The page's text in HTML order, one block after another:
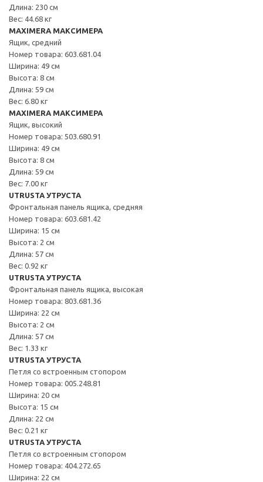
Длина: 230 см
Вес: 44.68 кг
MAXIMERA МАКСИМЕРА
Ящик, средний
Номер товара: 603.681.04
Ширина: 49 см
Высота: 8 см
Длина: 59 см
Вес: 6.80 кг
MAXIMERA МАКСИМЕРА
Ящик, высокий
Номер товара: 503.680.91
Ширина: 49 см
Высота: 8 см
Длина: 59 см
Вес: 7.00 кг
UTRUSTA УТРУСТА
Фронтальная панель ящика, средняя
Номер товара: 603.681.42
Ширина: 15 см
Высота: 2 см
Длина: 57 см
Вес: 0.92 кг
UTRUSTA УТРУСТА
Фронтальная панель ящика, высокая
Номер товара: 803.681.36
Ширина: 22 см
Высота: 2 см
Длина: 57 см
Вес: 1.33 кг
UTRUSTA УТРУСТА
Петля со встроенным стопором
Номер товара: 005.248.81
Ширина: 20 см
Высота: 15 см
Длина: 22 см
Вес: 0.21 кг
UTRUSTA УТРУСТА
Петля со встроенным стопором
Номер товара: 404.272.65
Ширина: 22 см